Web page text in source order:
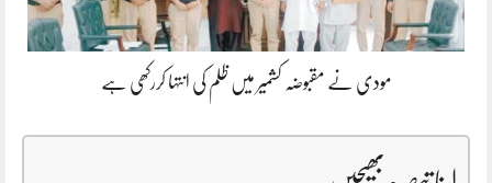
مودی نے مقبوضہ کشمیر میں ظلم کی انتہا کررکھی ہے